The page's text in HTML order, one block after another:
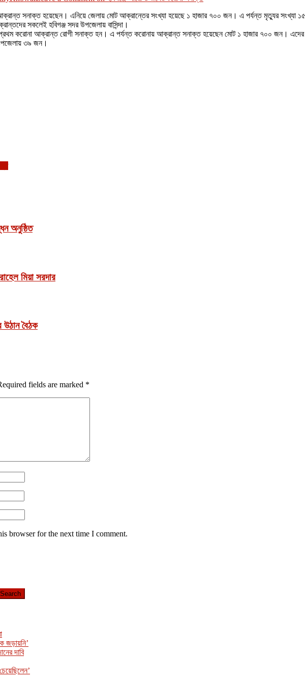
সনাক্ত হয়েছেন। এনিয়ে জেলায় মোট আক্রান্তের সংখ্যা হয়েছে ১ হাজার ৭০০ জন। এ পর্যন্ত মৃত্যুর সংখ্যা
সকলেই হবিগঞ্জ সদর উপজেলায় বাসিন্দা।
প্রথম করোনা আক্রান্ত রোগী সনাক্ত হন। এ পর্যন্ত করোনায় আক্রান্ত সনাক্ত হয়েছেন মোট ১ হাজার ৭০০ জন।
৩৯ জন।
অনুষ্ঠিত
মিয়া সরদার
উঠান বৈঠক
fields are marked *
browser for the next time I comment.
জড়ায়নি’
দাবি